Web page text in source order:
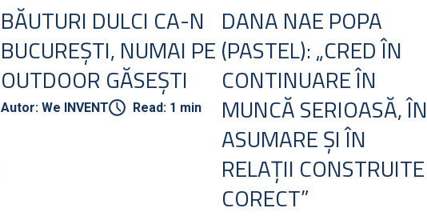
BĂUTURI DULCI CA-N
BUCUREȘTI, NUMAI PE
OUTDOOR GĂSEȘTI
Autor: We INVENT Read: 1 min
DANA NAE POPA
(PASTEL): „CRED ÎN
CONTINUARE ÎN
MUNCĂ SERIOASĂ, ÎN
ASUMARE ȘI ÎN
RELAȚII CONSTRUITE
CORECT”